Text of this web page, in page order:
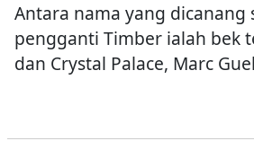
Antara nama yang dicanang
pengganti Timber ialah bek
dan Crystal Palace, Marc